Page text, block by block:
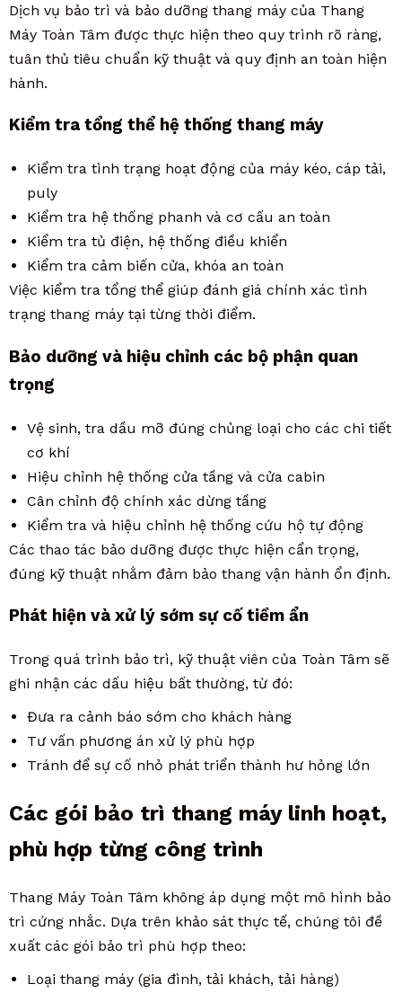
Dịch vụ bảo trì và bảo dưỡng thang máy của Thang
Máy Toàn Tâm được thực hiện theo quy trình rõ ràng,
tuân thủ tiêu chuẩn kỹ thuật và quy định an toàn hiện
hành.
Kiểm tra tổng thể hệ thống thang máy
Kiểm tra tình trạng hoạt động của máy kéo, cáp tải,
puly
Kiểm tra hệ thống phanh và cơ cấu an toàn
Kiểm tra tủ điện, hệ thống điều khiển
Kiểm tra cảm biến cửa, khóa an toàn
Việc kiểm tra tổng thể giúp đánh giá chính xác tình
trạng thang máy tại từng thời điểm.
Bảo dưỡng và hiệu chỉnh các bộ phận quan
trọng
Vệ sinh, tra dầu mỡ đúng chủng loại cho các chi tiết
cơ khí
Hiệu chỉnh hệ thống cửa tầng và cửa cabin
Cân chỉnh độ chính xác dừng tầng
Kiểm tra và hiệu chỉnh hệ thống cứu hộ tự động
Các thao tác bảo dưỡng được thực hiện cẩn trọng,
đúng kỹ thuật nhằm đảm bảo thang vận hành ổn định.
Phát hiện và xử lý sớm sự cố tiềm ẩn
Trong quá trình bảo trì, kỹ thuật viên của Toàn Tâm sẽ
ghi nhận các dấu hiệu bất thường, từ đó:
Đưa ra cảnh báo sớm cho khách hàng
Tư vấn phương án xử lý phù hợp
Tránh để sự cố nhỏ phát triển thành hư hỏng lớn
Các gói bảo trì thang máy linh hoạt,
phù hợp từng công trình
Thang Máy Toàn Tâm không áp dụng một mô hình bảo
trì cứng nhắc. Dựa trên khảo sát thực tế, chúng tôi đề
xuất các gói bảo trì phù hợp theo:
Loại thang máy (gia đình, tải khách, tải hàng)